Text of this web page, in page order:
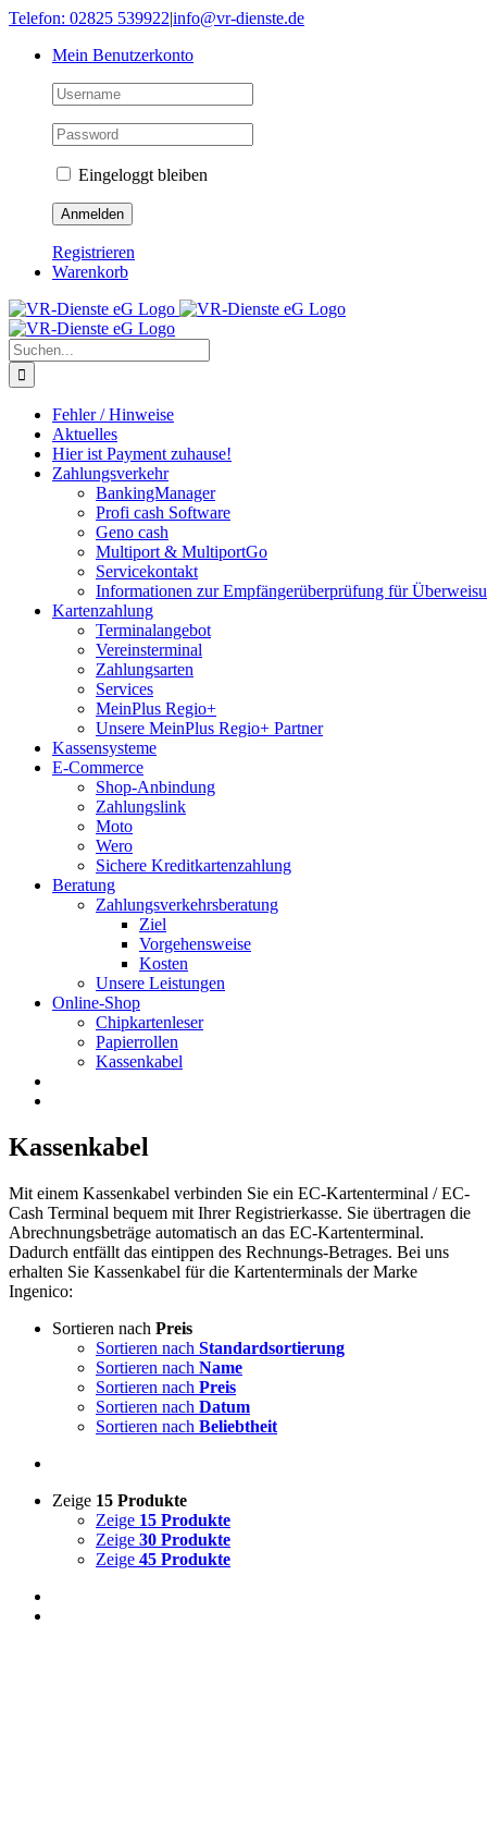
Skip
content
Telefon: 02825 539922|info@vr-dienste.de
Mein Benutzerkonto
Eingeloggt bleiben
Registrieren
Warenkorb
Suche
nach:
Fehler / Hinweise
Aktuelles
Hier ist Payment zuhause!
Zahlungsverkehr
BankingManager
Profi cash Software
Geno cash
Multiport & MultiportGo
Servicekontakt
Informationen zur Empfängerüberprüfung für
Kartenzahlung
Terminalangebot
Vereinsterminal
Zahlungsarten
Services
MeinPlus Regio+
Unsere MeinPlus Regio+ Partner
Kassensysteme
E-Commerce
Shop-Anbindung
Zahlungslink
Moto
Wero
Sichere Kreditkartenzahlung
Beratung
Zahlungsverkehrsberatung
Ziel
Vorgehensweise
Kosten
Unsere Leistungen
Online-Shop
Chipkartenleser
Papierrollen
Kassenkabel
Kassenkabel
Mit einem Kassenkabel verbinden Sie ein EC-Kartenterminal / EC-
Cash Terminal bequem mit Ihrer Registrierkasse. Sie übertragen die
Abrechnungsbeträge automatisch an das EC-Kartenterminal.
Dadurch entfällt das eintippen des Rechnungs-Betrages. Bei uns
erhalten Sie Kassenkabel für die Kartenterminals der Marke
Ingenico:
Sortieren nach Preis
Sortieren nach Standardsortierung
Sortieren nach Name
Sortieren nach Preis
Sortieren nach Datum
Sortieren nach Beliebtheit
Zeige 15 Produkte
Zeige 15 Produkte
Zeige 30 Produkte
Zeige 45 Produkte